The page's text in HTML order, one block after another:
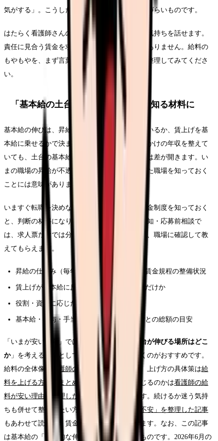
気がする」。こうした気持ちは、職場では話しづらいものです。
はたらく看護師さんのカンゴさんには、匿名で気持ちを話せます。
責任に見合う賃金を求めるのは、わがままではありません。給料の
もやもやを、まず言葉にするところから一緒に整理してみてくださ
い。
「基本給の土台が上がる職場か」を知る材料に
基本給の伸びは、昇給の仕組みが明文化されているか、賃上げを基
本給に乗せるかで決まります。賞与や手当で見かけの年収を整えて
いても、土台の基本給が低いままだと、長期では差が開きます。い
まの職場の昇給が不透明なら、賃金制度の整った職場を知っておく
ことには意味があります。
いますぐ転職を決めなくても、ほかの職場の賃金制度を知っておく
と、判断の材料になります。当サイトの求人通知・応募前相談で
は、求人票だけでは分からない次のような点を、職場に確認して教
えてもらえます。
昇給の仕組み（毎年の昇給額・条件）と、賃金規程の整備状況
賃上げが基本給に反映されているか、賞与だけか
役割・資格に応じた手当・等級制度の有無
基本給・賞与・手当を含めた、経験年数ごとの総額の目安
「いまが安いから」ではなく、「
基本給の土台が伸びる場所はどこ
か」を考える材料として、選択肢を知っておくのがおすすめです。
給料の全体像は
看護師の給料を網羅した記事 、上げ方の具体策は給
料を上げる方法をまとめた記事
、なぜ安く感じるのかは看護師の給
料が安い理由を整理した記事
が参考になります。続けるか迷う気持
ちも併せて整理したい方は、
「続けられるか不安」を整理した記事
もあわせて読むと、賃金以外の軸も見えてきます。なお、この記事
は基本給の「長期的な伸び」に焦点を当てたものです。2026年6月の